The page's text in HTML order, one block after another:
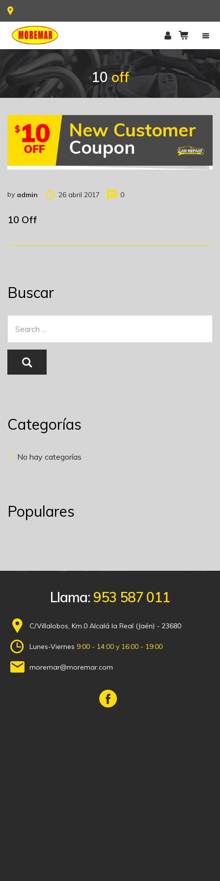
10off
by admin 26 abril 2017 0
10 Off
Buscar
Categorías
No hay categorías
Populares
Llama: 953 587 011
C/Villalobos, Km.0 Alcalá la Real (Jaén) - 23680
Lunes-Viernes 9:00 - 14:00 y 16:00 - 19:00
moremar@moremar.com